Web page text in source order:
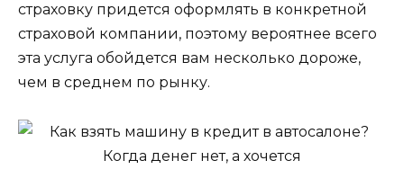
страховку придется оформлять в конкретной
страховой компании, поэтому вероятнее всего
эта услуга обойдется вам несколько дороже,
чем в среднем по рынку.